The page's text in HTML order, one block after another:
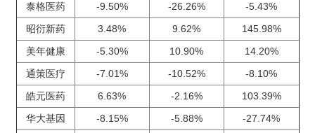
泰格医药
-9.50% -26.26%
-5.43%
昭衍新药
3.48% 9.62%
145.98%
美年健康
-5.30% 10.90%
14.20%
通策医疗
-7.01% -10.52%
-8.10%
皓元医药
6.63% -2.16%
103.39%
华大基因
-8.15% -5.88%
-27.74%